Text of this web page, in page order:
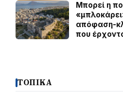
Μπορεί η
απόφαση-
που
ΤΟΠΙΚΑ